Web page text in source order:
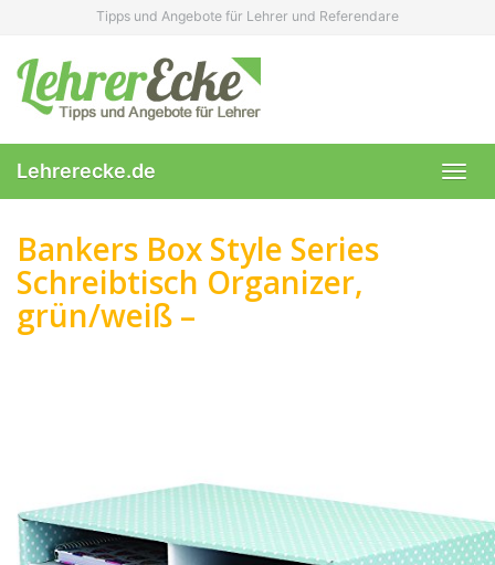
content
Tipps und Angebote für Lehrer und Referendare
Lehrerecke.de
Bankers Box Style Series
Schreibtisch Organizer,
grün/weiß –